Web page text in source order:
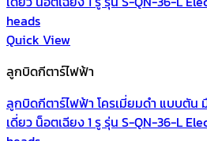
Quick View
ลูกบิดกีตาร์ไฟฟ้า
ลูกบิดกีตาร์ไฟฟ้า โครเมี่ยมดำ แบบตัน
เดี่ยว น็อตเฉียง 1 รู รุ่น S-QN-36-L